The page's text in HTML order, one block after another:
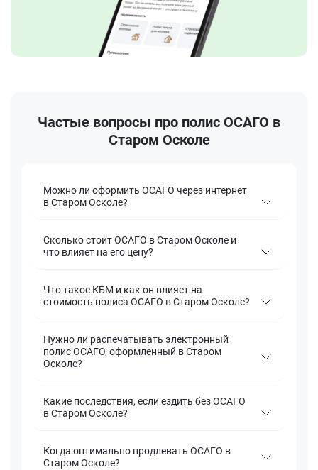
Частые вопросы про полис ОСАГО в
Старом Осколе
Можно ли оформить ОСАГО через интернет
в Старом Осколе?
Сколько стоит ОСАГО в Старом Осколе и
что влияет на его цену?
Что такое КБМ и как он влияет на
стоимость полиса ОСАГО в Старом Осколе?
Нужно ли распечатывать электронный
полис ОСАГО, оформленный в Старом
Осколе?
Какие последствия, если ездить без ОСАГО
в Старом Осколе?
Когда оптимально продлевать ОСАГО в
Старом Осколе?